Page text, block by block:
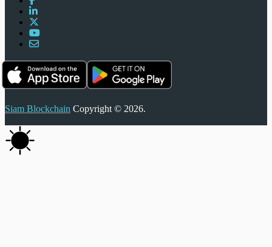
Siam Blockchain Copyright © 2026.